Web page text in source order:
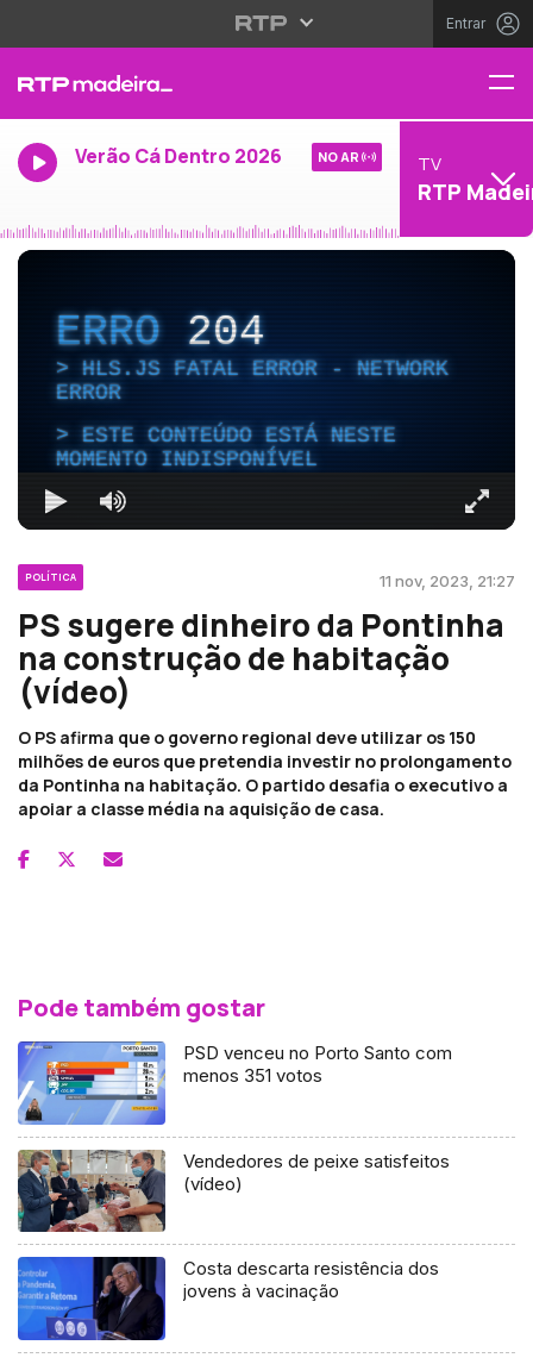
Entrar
Verão Cá Dentro 2026 NO AR TV
RTP
ERRO204
HLS.JS FATAL ERROR - NETWORK
ERROR
ESTE CONTEÚDO ESTÁ NESTE
MOMENTO INDISPONÍVEL
POLÍTICA 11 nov, 2023, 21:27
PS sugere dinheiro da Pontinha
na construção de habitação
(vídeo)
O PS afirma que o governo regional deve utilizar os 150
milhões de euros que pretendia investir no prolongamento
da Pontinha na habitação. O partido desafia o executivo a
apoiar a classe média na aquisição de casa.
Pode também gostar
PSD venceu no Porto Santo com
menos 351 votos
Vendedores de peixe satisfeitos
(vídeo)
Costa descarta resistência dos
jovens à vacinação